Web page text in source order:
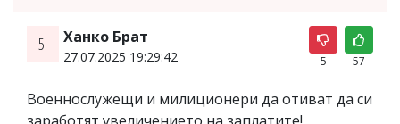
5. Ханко Брат
27.07.2025 19:29:42 5 57
Военнослужещи и милиционери да отиват да си